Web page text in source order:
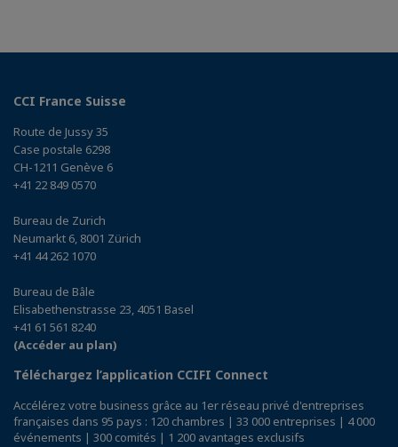
CCI France Suisse
Route de Jussy 35
Case postale 6298
CH-1211 Genève 6
+41 22 849 0570
Bureau de Zurich
Neumarkt 6, 8001 Zürich
+41 44 262 1070
Bureau de Bâle
Elisabethenstrasse 23, 4051 Basel
+41 61 561 8240
(Accéder au plan)
Téléchargez l’application CCIFI Connect
Accélérez votre business grâce au 1er réseau privé d'entreprises
françaises dans 95 pays : 120 chambres | 33 000 entreprises | 4 000
événements | 300 comités | 1 200 avantages exclusifs